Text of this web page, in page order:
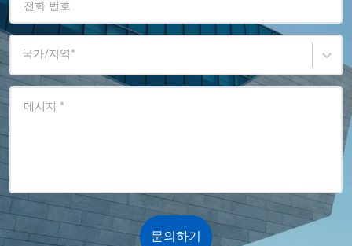
전화 번호
국가/지역 *
메시지 *
문의하기